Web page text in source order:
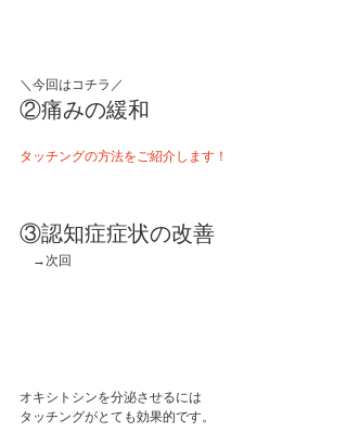
＼今回はコチラ／⁡
②痛みの緩和
タッチングの方法をご紹介します！
③認知症症状の改善
→次回
オキシトシンを分泌させるには⁡
タッチングがとても効果的です。